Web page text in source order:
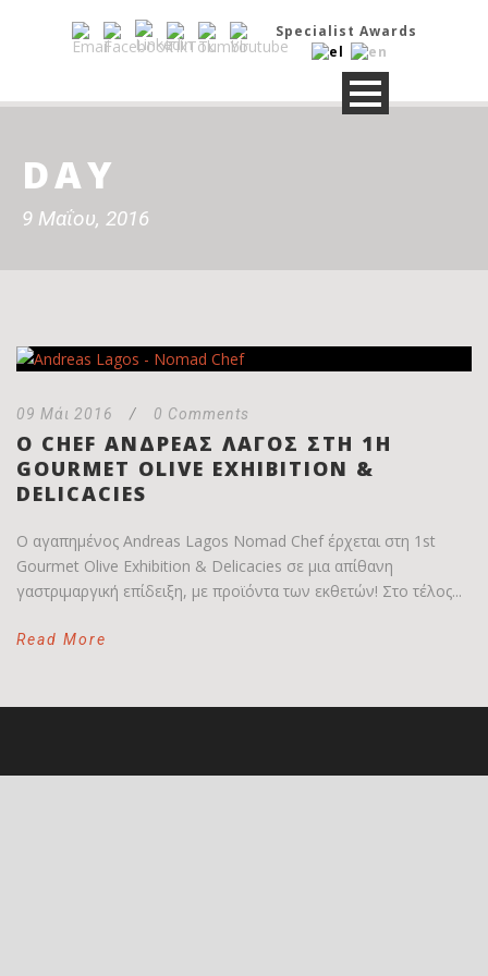
Specialist Awards
DAY
9 Μαΐου, 2016
09 Μάι 2016 / 0 Comments
Ο CHEF ΑΝΔΡΈΑΣ ΛΑΓΌΣ ΣΤΗ 1Η
GOURMET OLIVE EXHIBITION &
DELICACIES
Ο αγαπημένος Andreas Lagos Nomad Chef έρχεται στη 1st
Gourmet Olive Exhibition & Delicacies σε μια απίθανη
γαστριμαργική επίδειξη, με προϊόντα των εκθετών! Στο τέλος...
Read More